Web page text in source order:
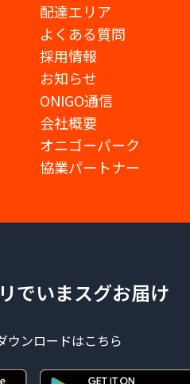
配達エリア
よくある質問
採用情報
お知らせ
ONIGO通信
会社概要
オニゴーパーク
協業パートナー
でいまスグお届け
ウンロードはこちら